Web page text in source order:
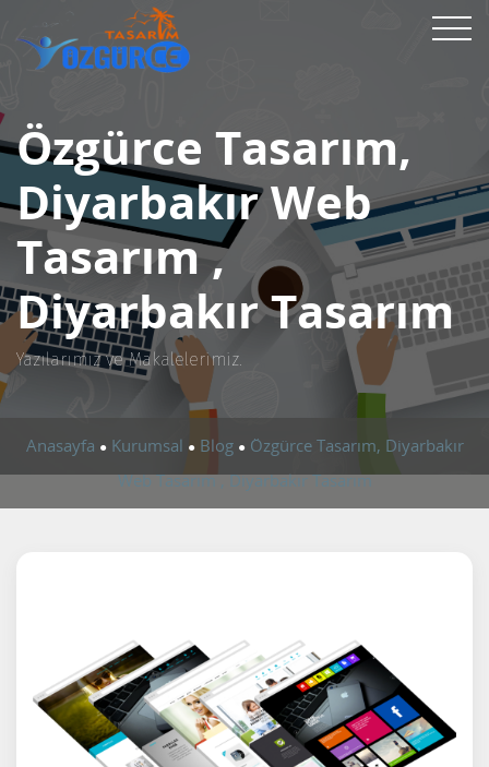
Özgürce Tasarım,
Diyarbakır Web
Tasarım ,
Diyarbakır Tasarım
Yazılarımız ve Makalelerimiz.
Anasayfa ● Kurumsal ● Blog ● Özgürce Tasarım, Diyarbakır
Web Tasarım , Diyarbakır Tasarım
0 2190